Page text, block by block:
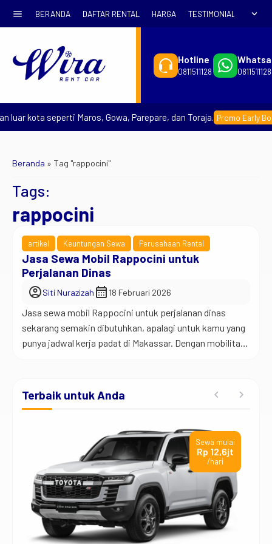
menu BERANDA DAFTAR RENTAL HARGA TESTIMONIAL expand_more
Hotline
0811511128 0811511128
kota seperti Maros, Gowa, Parepare, dan Toraja. Promo Early
Beranda » Tag "rappocini"
Tags:
rappocini
artikel Keuntungan Sewa Perusahaan Rental
Jasa Sewa Mobil Rappocini untuk
Perjalanan Dinas
account_circleSiti Nurazizah calendar_month 18 Februari 2026
Jasa sewa mobil Rappocini untuk perjalanan dinas
sekarang semakin dibutuhkan, apalagi untuk kamu yang
punya jadwal kerja padat di Makassar. Dengan mobilitas
begini… banyak orang masih berpikir bahwa sewa mobil
hanya untuk liburan. Padahal, untuk perjalanan dinas,
Terbaik untuk Anda
Sewa mulai
Rp 12,6jt
/hari